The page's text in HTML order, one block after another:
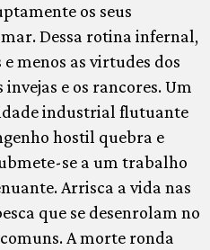
os seus
Dessa rotina infernal,
menos as virtudes dos
e os rancores. Um
industrial flutuante
hostil quebra e
se a um trabalho
Arrisca a vida nas
que se desenrolam no
A morte ronda